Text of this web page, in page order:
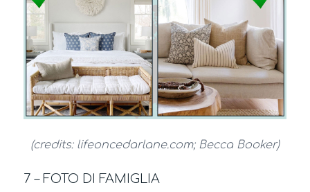
(credits: lifeoncedarlane.com; Becca Booker)
7 – FOTO DI FAMIGLIA